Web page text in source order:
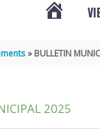
BULLETIN
2025